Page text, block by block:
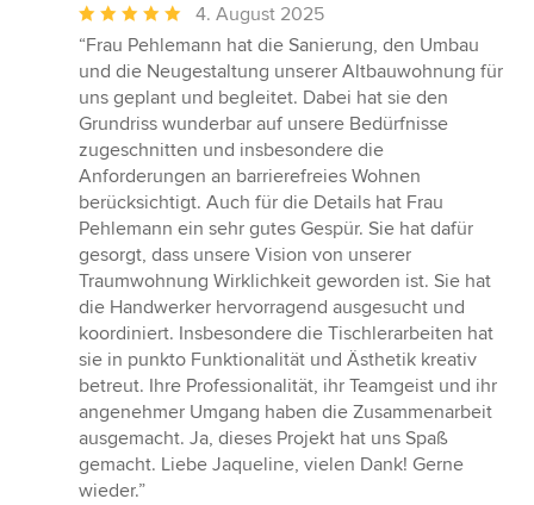
Durchschnittliche
Bewertung:
5
von
5
Sternen
4. August 2025
“Frau Pehlemann hat die Sanierung, den Umbau
und die Neugestaltung unserer Altbauwohnung für
uns geplant und begleitet. Dabei hat sie den
Grundriss wunderbar auf unsere Bedürfnisse
zugeschnitten und insbesondere die
Anforderungen an barrierefreies Wohnen
berücksichtigt. Auch für die Details hat Frau
Pehlemann ein sehr gutes Gespür. Sie hat dafür
gesorgt, dass unsere Vision von unserer
Traumwohnung Wirklichkeit geworden ist. Sie hat
die Handwerker hervorragend ausgesucht und
koordiniert. Insbesondere die Tischlerarbeiten hat
sie in punkto Funktionalität und Ästhetik kreativ
betreut. Ihre Professionalität, ihr Teamgeist und ihr
angenehmer Umgang haben die Zusammenarbeit
ausgemacht. Ja, dieses Projekt hat uns Spaß
gemacht. Liebe Jaqueline, vielen Dank! Gerne
wieder.”